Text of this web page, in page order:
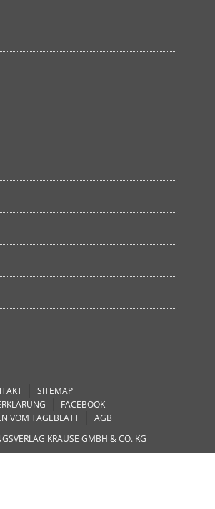
SITEMAP
FACEBOOK
VOM TAGEBLATT
AGB
KRAUSE GMBH & CO. KG